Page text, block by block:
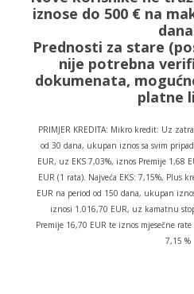
iznose do 500 € na
Prednosti za stare
nije potrebna
dokumenata,
platne
PRIMJER KREDITA: Mikro kredit: Uz
od 30 dana, ukupan iznos sa svim
EUR, uz EKS 7,03%, iznos Premije 1,68
EUR (1 rata). Najveća EKS: 7,15%, Plus
EUR na period od 150 dana, ukupan
iznosi 1.016,70 EUR, uz kamatnu
Premije 16,70 EUR te iznos mjesečne
7,15 %